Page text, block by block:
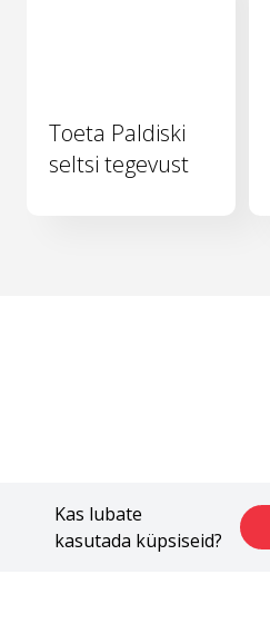
Kas lubate
kasutada küpsiseid?
Toeta Paldiski
seltsi tegevust